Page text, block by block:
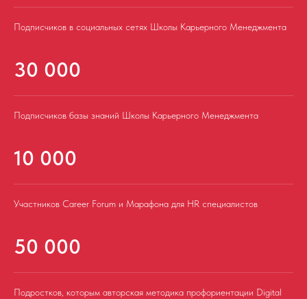
Подписчиков в социальных сетях Школы Карьерного Менеджмента
30 000
Подписчиков базы знаний Школы Карьерного Менеджмента
10 000
Участников Career Forum и Марафона для HR специалистов
50 000
Подростков, которым авторская методика профориентации Digital